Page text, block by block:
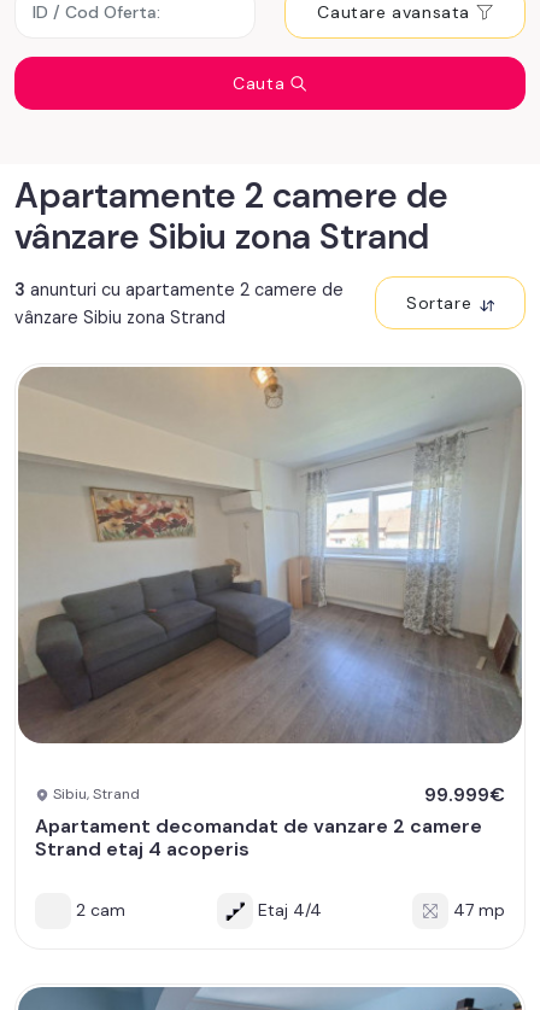
Cautare avansata
Cauta
Apartamente 2 camere de
vânzare Sibiu zona Strand
3 anunturi cu apartamente 2 camere de
vânzare Sibiu zona Strand
Sortare
Sibiu, Strand
99.999€
Apartament decomandat de vanzare 2 camere
Strand etaj 4 acoperis
2 cam Etaj 4/4 47 mp